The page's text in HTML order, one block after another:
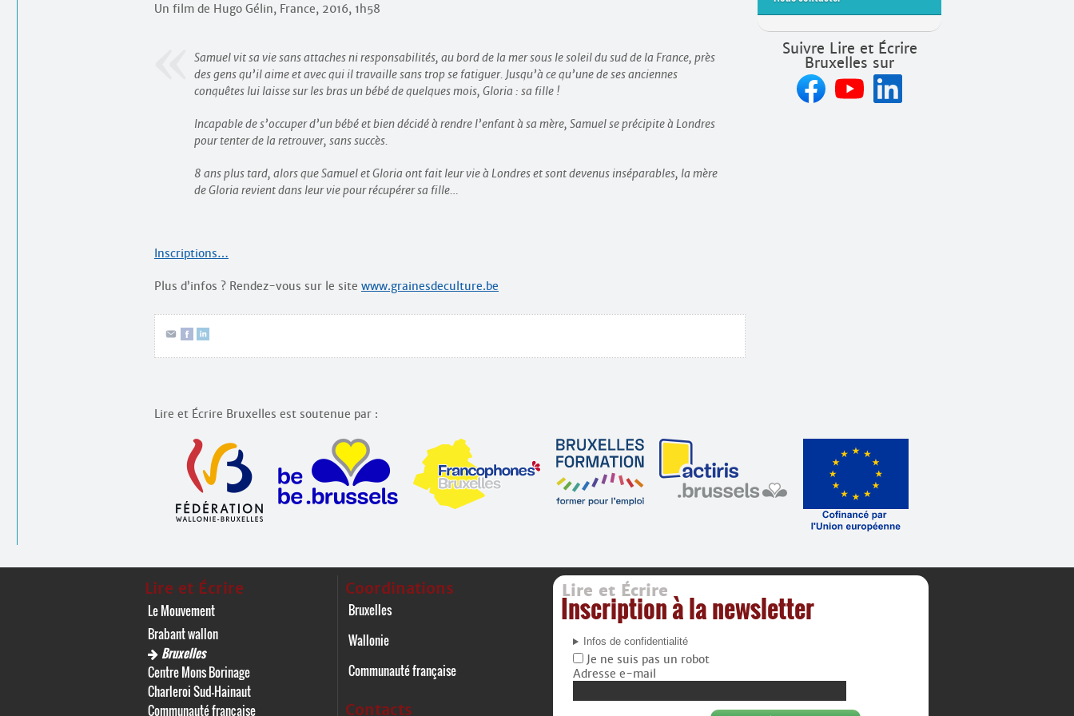
Un film de Hugo Gélin, France, 2016, 1h58
Samuel vit sa vie sans attaches ni responsabilités, au bord de la mer sous le soleil du sud de la France, près
des gens qu’il aime et avec qui il travaille sans trop se fatiguer. Jusqu’à ce qu’une de ses anciennes
conquêtes lui laisse sur les bras un bébé de quelques mois, Gloria : sa fille !
Incapable de s’occuper d’un bébé et bien décidé à rendre l’enfant à sa mère, Samuel se précipite à Londres
pour tenter de la retrouver, sans succès.
8 ans plus tard, alors que Samuel et Gloria ont fait leur vie à Londres et sont devenus inséparables, la mère
de Gloria revient dans leur vie pour récupérer sa fille…
Inscriptions…
Plus d’infos ? Rendez-vous sur le site www.grainesdeculture.be
Suivre Lire et Écrire
Bruxelles sur
Lire et Écrire Bruxelles est soutenue par :
Lire et Écrire
Le Mouvement
Brabant wallon
Bruxelles
Centre Mons Borinage
Charleroi Sud-Hainaut
Communauté française
Coordinations
Bruxelles
Wallonie
Communauté française
Contacts
Lire et Écrire
Inscription à la newsletter
Infos de confidentialité
Je ne suis pas un robot
Adresse e-mail